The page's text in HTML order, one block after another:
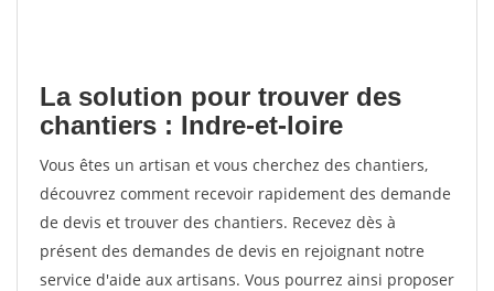
La solution pour trouver des
chantiers : Indre-et-loire
Vous êtes un artisan et vous cherchez des chantiers,
découvrez comment recevoir rapidement des demande
de devis et trouver des chantiers. Recevez dès à
présent des demandes de devis en rejoignant notre
service d'aide aux artisans. Vous pourrez ainsi proposer